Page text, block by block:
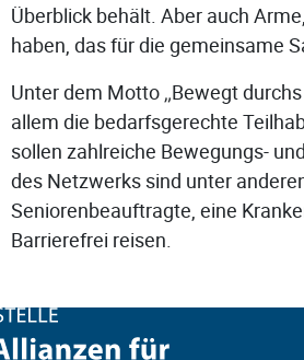
Überblick behält. Aber auch
haben, das für die gemeinsame
Unter dem Motto „Bewegt
allem die bedarfsgerechte
sollen zahlreiche Bewegungs-
des Netzwerks sind unter
Seniorenbeauftragte, eine
Barrierefrei reisen.